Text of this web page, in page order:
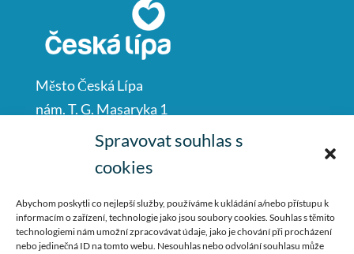
Spravovat souhlas s
cookies
Abychom poskytli co nejlepší služby, používáme k ukládání a/nebo přístupu k
informacím o zařízení, technologie jako jsou soubory cookies. Souhlas s těmito
technologiemi nám umožní zpracovávat údaje, jako je chování při procházení
nebo jedinečná ID na tomto webu. Nesouhlas nebo odvolání souhlasu může
Město Česká Lípa
nám. T. G. Masaryka 1
Česká Lípa
487 881 111